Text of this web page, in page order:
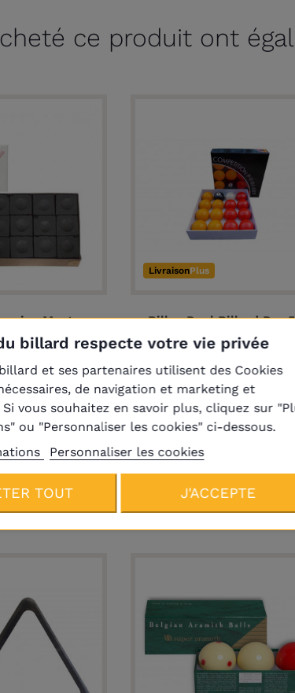
ce produit ont
Master
noir
€
LivraisonPlus
Billes Pool Billard Pro
mm
39,00 €
de la même catégorie
billard respecte votre vie privée
et ses partenaires utilisent des Cookies
de navigation et marketing et
vous souhaitez en savoir plus, cliquez sur
ou "Personnaliser les cookies" ci-dessous.
Personnaliser les cookies
TOUT J'ACCEPTE